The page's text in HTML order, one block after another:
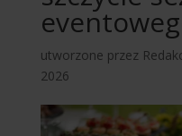
utworzone przez
2026